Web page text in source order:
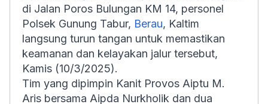
di Jalan Poros Bulungan KM 14, personel
Polsek Gunung Tabur, Berau, Kaltim
langsung turun tangan untuk memastikan
keamanan dan kelayakan jalur tersebut,
Kamis (10/3/2025).
Tim yang dipimpin Kanit Provos Aiptu M.
Aris bersama Aipda Nurkholik dan dua